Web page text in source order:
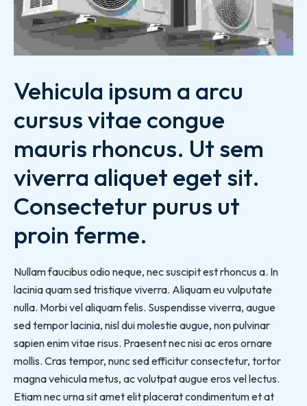
Vehicula ipsum a arcu
cursus vitae congue
mauris rhoncus. Ut sem
viverra aliquet eget sit.
Consectetur purus ut
proin ferme.
Nullam faucibus odio neque, nec suscipit est rhoncus a. In
lacinia quam sed tristique viverra. Aliquam eu vulputate
nulla. Morbi vel aliquam felis. Suspendisse viverra, augue
sed tempor lacinia, nisl dui molestie augue, non pulvinar
sapien enim vitae risus. Praesent nec nisi ac eros ornare
mollis. Cras tempor, nunc sed efficitur consectetur, tortor
magna vehicula metus, ac volutpat augue eros vel lectus.
Etiam nec urna sit amet elit placerat condimentum et at